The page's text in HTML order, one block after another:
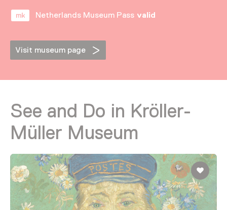
Netherlands Museum Pass valid
Visit museum page
See and Do in Kröller-
Müller Museum